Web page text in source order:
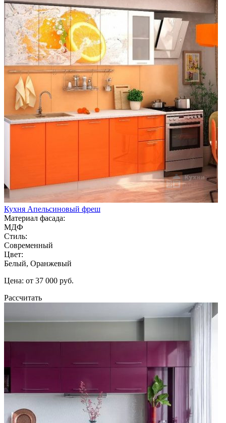
Кухня Апельсиновый фреш
Материал фасада:
МДФ
Стиль:
Современный
Цвет:
Белый, Оранжевый
Цена: от 37 000 руб.
Рассчитать